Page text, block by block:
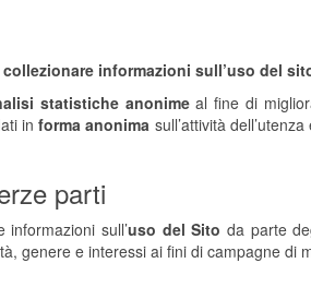
collezionare informazioni sull’uso del
statistiche anonimeal fine di
informa anonima sull’attività
parti
sull’uso del Sito da parte
genere e interessi ai fini di campagne